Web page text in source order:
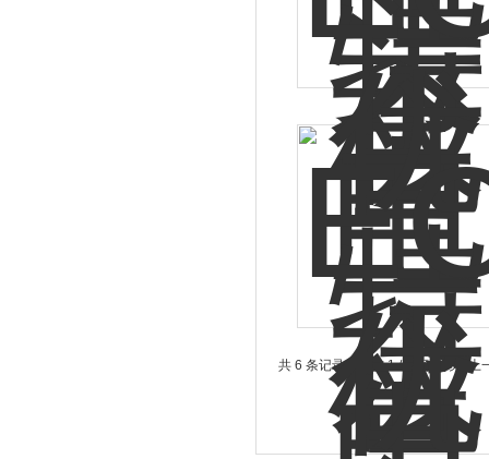
共 6 条记录，当前 1 / 1 页 首页